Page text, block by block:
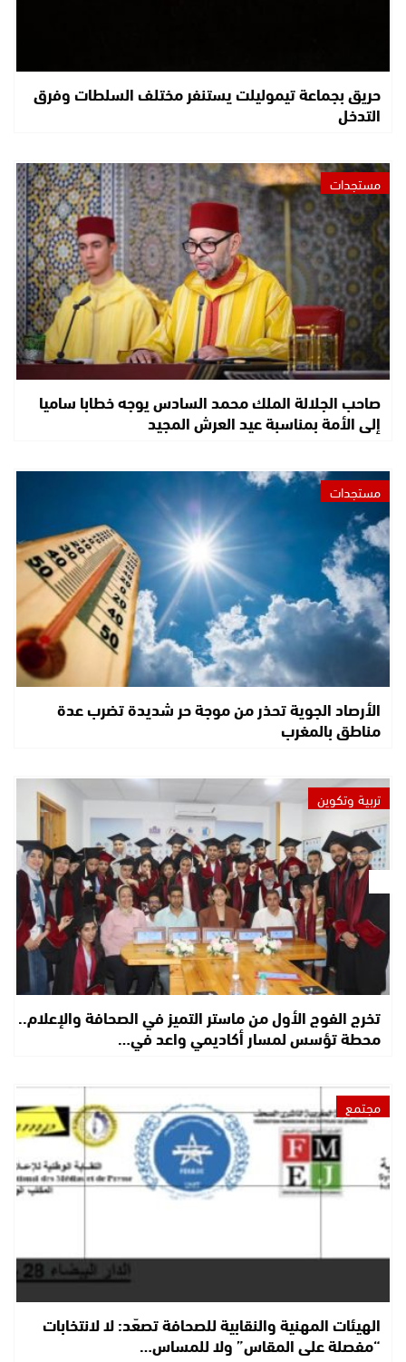
حريق بجماعة تيموليلت يستنفر مختلف السلطات وفرق
التدخل
مستجدات
صاحب الجلالة الملك محمد السادس يوجه خطابا ساميا
إلى الأمة بمناسبة عيد العرش المجيد
مستجدات
الأرصاد الجوية تحذر من موجة حر شديدة تضرب عدة
مناطق بالمغرب
تربية وتكوين
تخرج الفوج الأول من ماستر التميز في الصحافة والإعلام..
محطة تؤسس لمسار أكاديمي واعد في…
مجتمع
الهيئات المهنية والنقابية للصحافة تصعّد: لا لانتخابات
“مفصلة على المقاس” ولا للمساس…